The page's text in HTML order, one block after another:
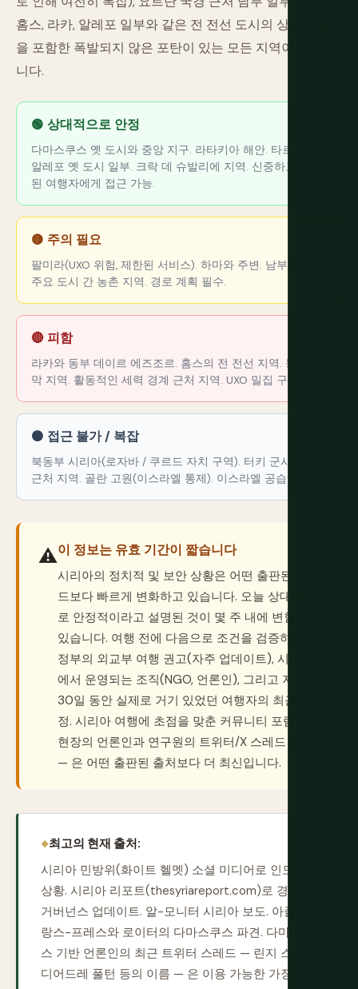
홈스, 라카, 알레포 일부와 같은 전 전선 도시의 상당 부분
을 포함한 폭발되지 않은 포탄이 있는 모든 지역이 포함됩
니다.
🟢 상대적으로 안정
다마스쿠스 옛 도시와 중앙 지구. 라타키아 해안. 타르투스.
알레포 옛 도시 일부. 크락 데 슈발리에 지역. 신중하고 준비
된 여행자에게 접근 가능.
🟡 주의 필요
팔미라(UXO 위험, 제한된 서비스). 하마와 주변. 남부 다라아.
주요 도시 간 농촌 지역. 경로 계획 필수.
🔴 피함
라카와 동부 데이르 에즈조르. 홈스의 전 전선 지역. 동부 사
막 지역. 활동적인 세력 경계 근처 지역. UXO 밀집 구역.
⚫ 접근 불가 / 복잡
북동부 시리아(로자바 / 쿠르드 자치 구역). 터키 군사 작전
근처 지역. 골란 고원(이스라엘 통제). 이스라엘 공습 구역.
⚠️이 정보는 유효 기간이 짧습니다
시리아의 정치적 및 보안 상황은 어떤 출판된 가이
드보다 빠르게 변화하고 있습니다. 오늘 상대적으
로 안정적이라고 설명된 것이 몇 주 내에 변할 수
있습니다. 여행 전에 다음으로 조건을 검증하세요:
정부의 외교부 여행 권고(자주 업데이트), 시리아
에서 운영되는 조직(NGO, 언론인), 그리고 지난
30일 동안 실제로 거기 있었던 여행자의 최근 계
정. 시리아 여행에 초점을 맞춘 커뮤니티 포럼 —
현장의 언론인과 연구원의 트위터/X 스레드 포함
— 은 어떤 출판된 출처보다 더 최신입니다.
최고의 현재 출처:
시리아 민방위(화이트 헬멧) 소셜 미디어로 인도주의
상황. 시리아 리포트(thesyriareport.com)로 경제 및
거버넌스 업데이트. 알-모니터 시리아 보도. 아졸 프
랑스-프레스와 로이터의 다마스쿠스 파견. 다마스쿠
스 기반 언론인의 최근 트위터 스레드 — 린지 스넬,
디어드레 풀턴 등의 이름 — 은 이용 가능한 가장 최